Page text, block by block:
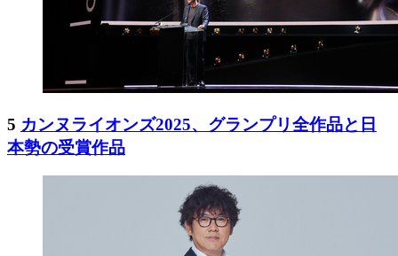
5 カンヌライオンズ2025、グランプリ全作品と日
本勢の受賞作品